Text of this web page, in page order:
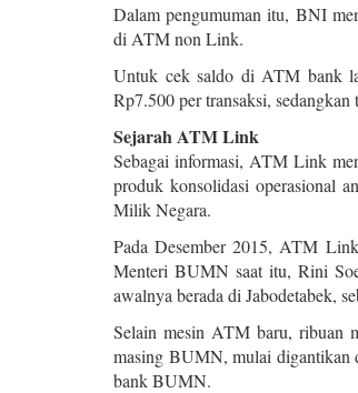
Dalam pengumuman itu, BNI
di ATM non Link.
Untuk cek saldo di ATM bank
Rp7.500 per transaksi,
Sejarah ATM Link
Sebagai informasi, ATM Link
produk konsolidasi operasional
Milik Negara.
Pada Desember 2015, ATM
Menteri BUMN saat itu, Rini
awalnya berada di Jabodetabek,
Selain mesin ATM baru, ribuan
masing BUMN, mulai digantikan
bank BUMN.